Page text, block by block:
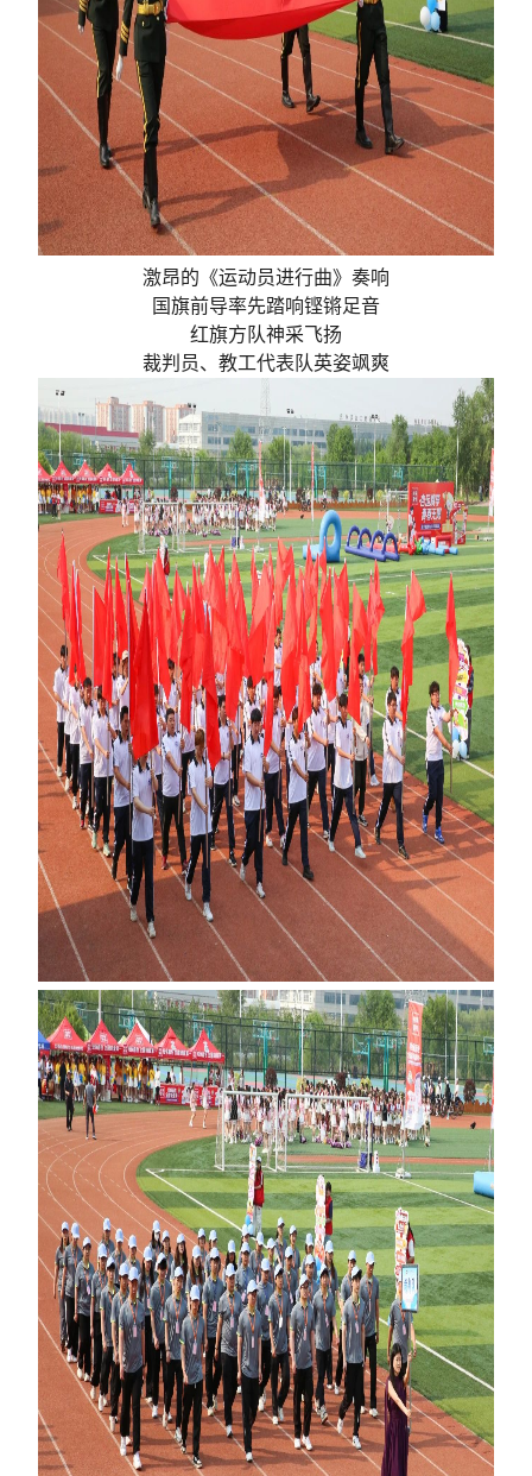
激昂的《运动员进行曲》奏响
国旗前导率先踏响铿锵足音
红旗方队神采飞扬
裁判员、教工代表队英姿飒爽